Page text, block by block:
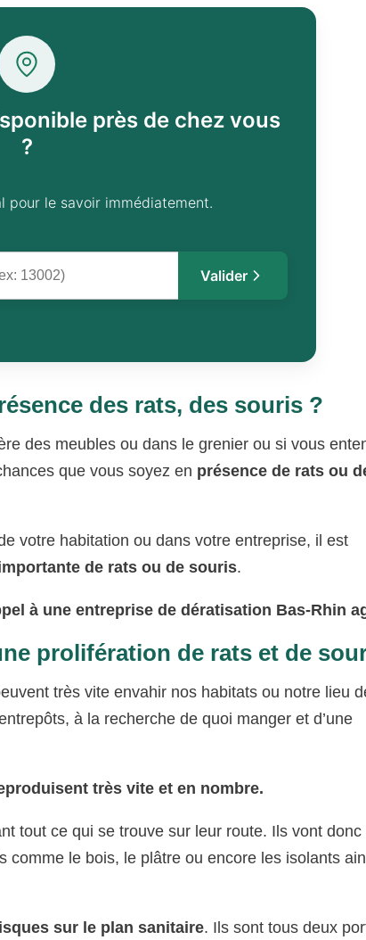
près de chez vous
?
pour le savoir immédiatement.
Valider
des rats, des souris ?
des meubles ou dans le grenier ou si vous
que vous soyez en présence de rats ou
votre habitation ou dans votre entreprise, il est
de rats ou de souris.
à une entreprise de dératisation Bas-Rhin
prolifération de rats et de
très vite envahir nos habitats ou notre lieu
à la recherche de quoi manger et d’une
très vite et en nombre.
tout ce qui se trouve sur leur route. Ils vont donc
comme le bois, le plâtre ou encore les isolants
sur le plan sanitaire. Ils sont tous deux